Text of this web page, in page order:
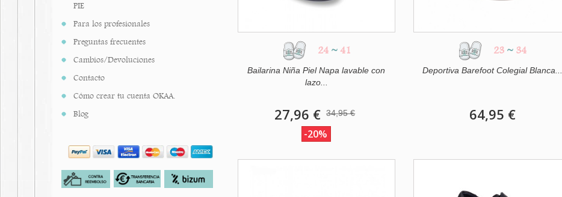
PIE
Para los profesionales
Preguntas frecuentes
Cambios/Devoluciones
Contacto
Cómo crear tu cuenta OKAA.
Blog
24 ~41
Bailarina Niña Piel Napa lavable con
lazo...
27,96 € 34,95 €
-20%
23 ~ 34
Deportiva Barefoot Colegial Blanca...
64,95 €